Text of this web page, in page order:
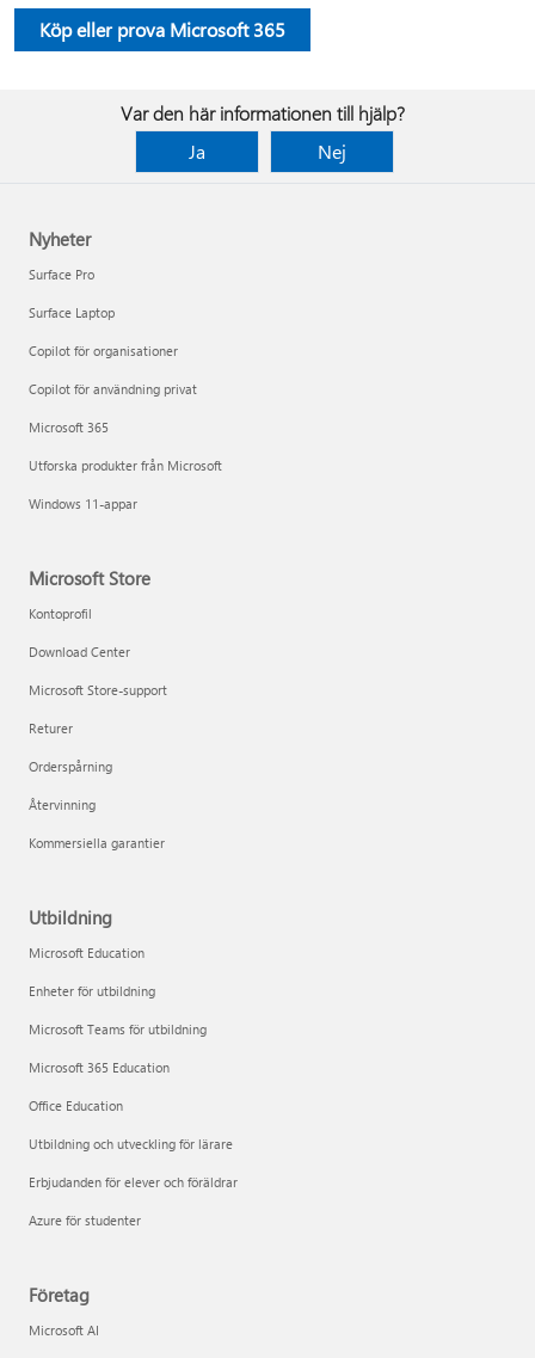
Köp eller prova Microsoft 365
Var den här informationen till hjälp?
Ja
Nej
Nyheter
Surface Pro
Surface Laptop
Copilot för organisationer
Copilot för användning privat
Microsoft 365
Utforska produkter från Microsoft
Windows 11-appar
Microsoft Store
Kontoprofil
Download Center
Microsoft Store-support
Returer
Orderspårning
Återvinning
Kommersiella garantier
Utbildning
Microsoft Education
Enheter för utbildning
Microsoft Teams för utbildning
Microsoft 365 Education
Office Education
Utbildning och utveckling för lärare
Erbjudanden för elever och föräldrar
Azure för studenter
Företag
Microsoft AI